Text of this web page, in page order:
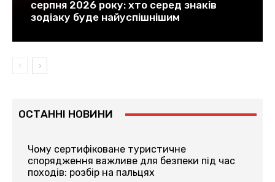
серпня 2026 року: хто серед знаків
зодіаку буде найуспішнішим
ОСТАННІ НОВИНИ
Чому сертифіковане туристичне
спорядження важливе для безпеки під час
походів: розбір на пальцях